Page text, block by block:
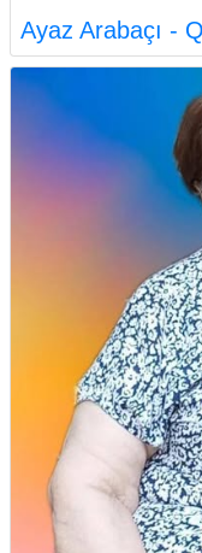
Ayaz Arabaçı -